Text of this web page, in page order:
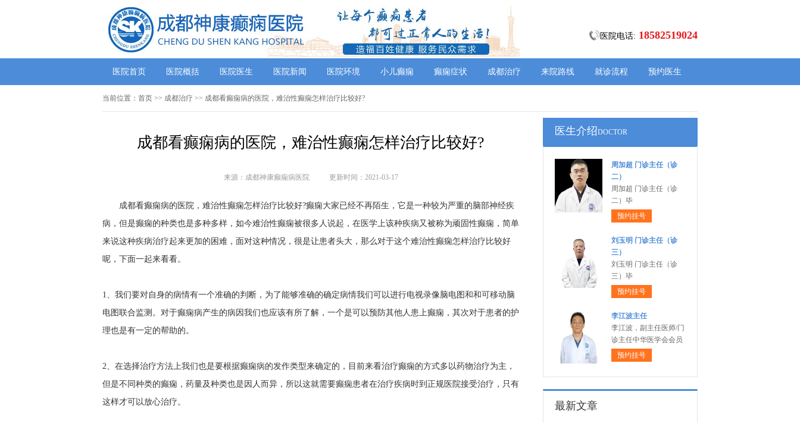
医院电话: 18582519024
医院首页 医院概括 医院医生 医院新闻 医院环境 小儿癫痫 癫痫症状 成都治疗 来院路线 就诊流程 预约医生
当前位置： 首页 >> 成都治疗 >> 成都看癫痫病的医院，难治性癫痫怎样治疗比较好?
成都看癫痫病的医院，难治性癫痫怎样治疗比较好?
来源：成都神康癫痫病医院 更新时间：2021-03-17
成都看癫痫病的医院，难治性癫痫怎样治疗比较好?癫痫大家已经不再陌生，它是一种较为严重的脑部神经疾
病，但是癫痫的种类也是多种多样，如今难治性癫痫被很多人说起，在医学上该种疾病又被称为顽固性癫痫，简单
来说这种疾病治疗起来更加的困难，面对这种情况，很是让患者头大，那么对于这个难治性癫痫怎样治疗比较好
呢，下面一起来看看。
1、我们要对自身的病情有一个准确的判断，为了能够准确的确定病情我们可以进行电视录像脑电图和和可移动脑
电图联合监测。对于癫痫病产生的病因我们也应该有所了解，一个是可以预防其他人患上癫痫，其次对于患者的护
理也是有一定的帮助的。
2、在选择治疗方法上我们也是要根据癫痫病的发作类型来确定的，目前来看治疗癫痫的方式多以药物治疗为主，
但是不同种类的癫痫，药量及种类也是因人而异，所以这就需要癫痫患者在治疗疾病时到正规医院接受治疗，只有
这样才可以放心治疗。
医生介绍DOCTOR
周加超 门诊主任（诊
二）
周加超 门诊主任（诊
二）毕
预约挂号
刘玉明 门诊主任（诊
三）
刘玉明 门诊主任（诊
三）毕
预约挂号
李江波主任
李江波，副主任医师/门
诊主任中华医学会会员
预约挂号
最新文章